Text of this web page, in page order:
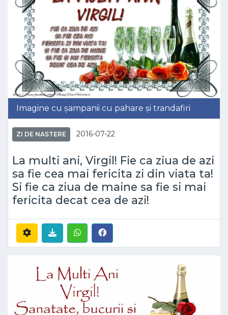
Imagine cu șampanii cu pahare și trandafiri
ZI DE NASTERE 2016-07-22
La multi ani, Virgil! Fie ca ziua de azi
sa fie cea mai fericita zi din viata ta!
Si fie ca ziua de maine sa fie si mai
fericita decat cea de azi!